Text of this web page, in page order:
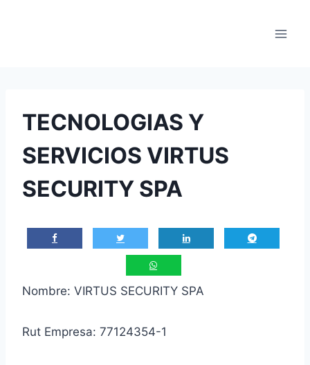
TECNOLOGIAS Y
SERVICIOS VIRTUS
SECURITY SPA
Nombre: VIRTUS SECURITY SPA
Rut Empresa: 77124354-1